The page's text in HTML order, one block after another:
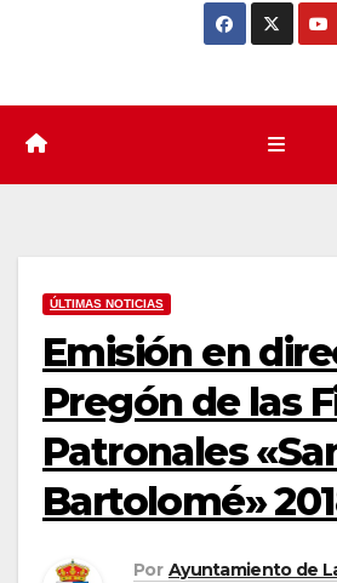
ÚLTIMAS NOTICIAS
Emisión en
Pregón de las
Patronales
Bartolomé»
Por Ayuntamiento de